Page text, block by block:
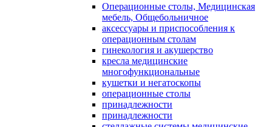
Операционные столы, Медицинская
мебель, Общебольничное
аксессуары и приспособления к
операционным столам
гинекология и акушерство
кресла медицинские
многофункциональные
кушетки и негатоскопы
операционные столы
принадлежности
принадлежности